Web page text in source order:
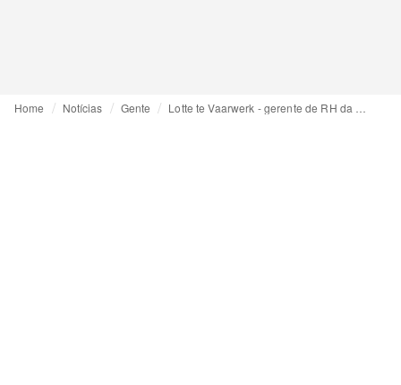
Home Notícias Gente